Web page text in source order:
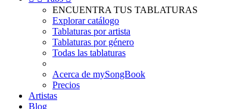
ENCUENTRA TUS TABLATURAS
Explorar catálogo
Tablaturas por artista
Tablaturas por género
Todas las tablaturas
Acerca de mySongBook
Precios
Artistas
Blog